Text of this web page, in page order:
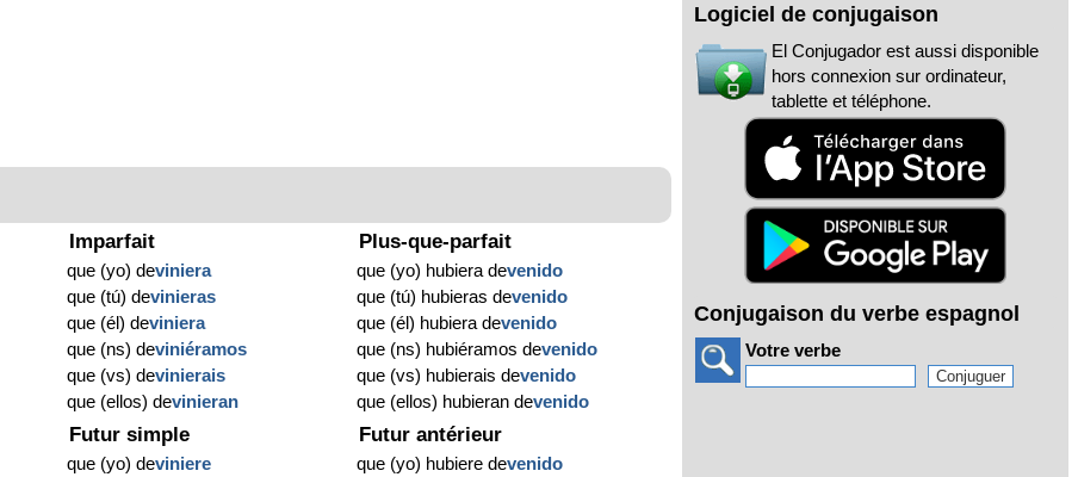
Imparfait
que (yo) deviniera
que (tú) devinieras
que (él) deviniera
que (ns) deviniéramos
que (vs) devinierais
que (ellos) devinieran
Plus-que-parfait
que (yo) hubiera devenido
que (tú) hubieras devenido
que (él) hubiera devenido
que (ns) hubiéramos devenido
que (vs) hubierais devenido
que (ellos) hubieran devenido
Futur simple
que (yo) deviniere
Futur antérieur
que (yo) hubiere devenido
Logiciel de conjugaison
El Conjugador est aussi disponible
hors connexion sur ordinateur,
tablette et téléphone.
Conjugaison du verbe espagnol
Votre verbe